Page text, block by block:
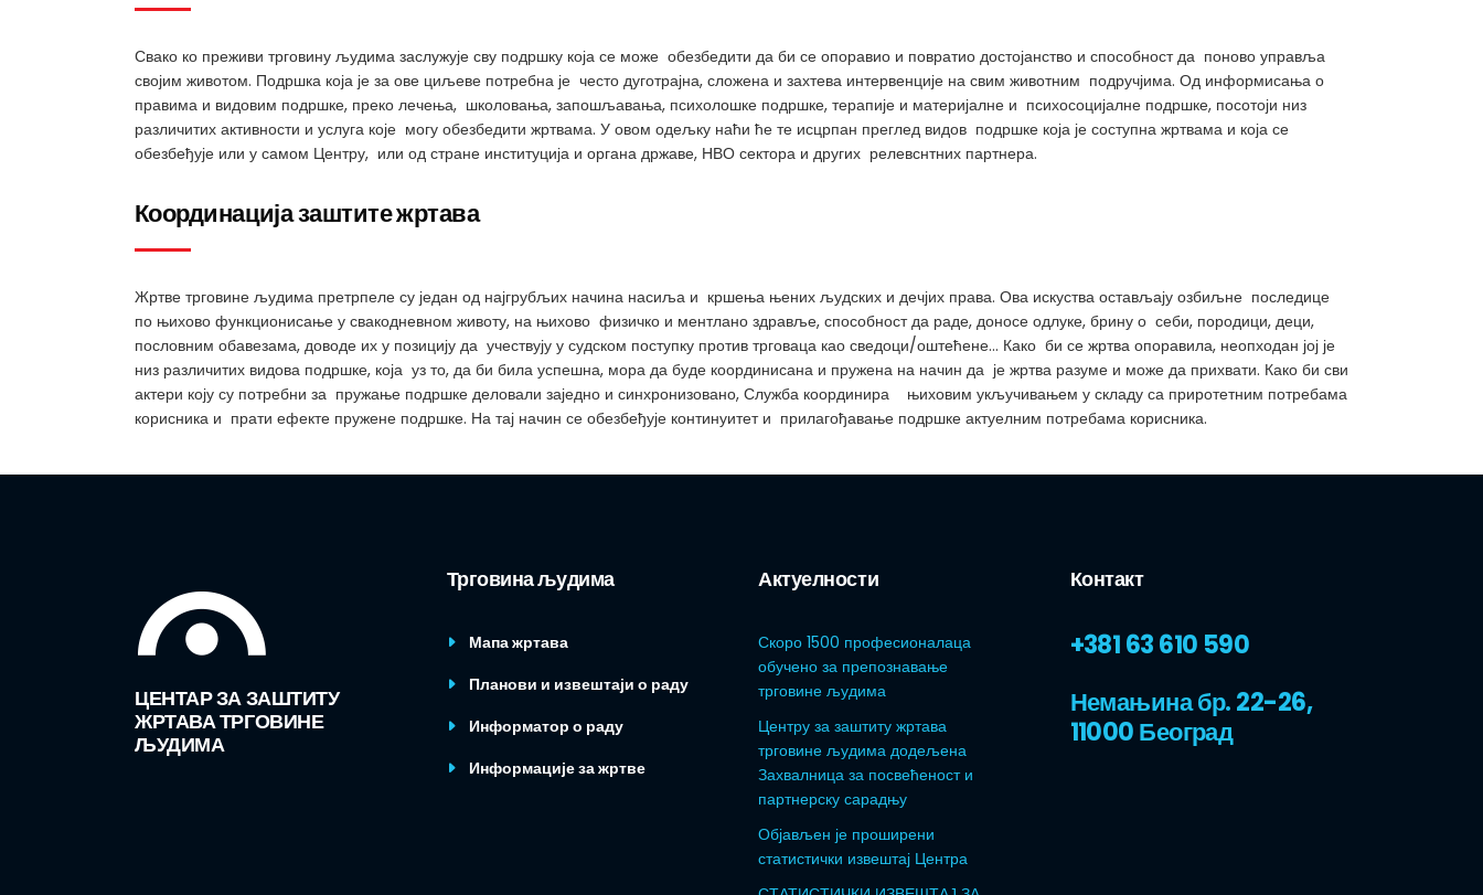
Свако ко преживи трговину људима заслужује сву подршку која се може обезбедити да би се опоравио и повратио достојанство и способност да поново управља
својим животом. Подршка која је за ове циљеве потребна је често дуготрајна, сложена и захтева интервенције на свим животним подручјима. Од информисања о
правима и видовим подршке, преко лечења, школовања, запошљавања, психолошке подршке, терапије и материјалне и психосоцијалне подршке, посотоји низ
различитих активности и услуга које могу обезбедити жртвама. У овом одељку наћи ће те исцрпан преглед видов подршке која је соступна жртвама и која се
обезбеђује или у самом Центру, или од стране институција и органа државе, НВО сектора и других релевснтних партнера.
Координација заштите жртава
Жртве трговине људима претрпеле су један од најгрубљих начина насиља и кршења њених људских и дечјих права. Ова искуства остављају озбиљне последице
по њихово функционисање у свакодневном животу, на њихово физичко и ментлано здравље, способност да раде, доносе одлуке, брину о себи, породици, деци,
пословним обавезама, доводе их у позицију да учествују у судском поступку против трговаца као сведоци/оштећене… Како би се жртва опоравила, неопходан јој је
низ различитих видова подршке, која уз то, да би била успешна, мора да буде координисана и пружена на начин да је жртва разуме и може да прихвати. Како би сви
актери коју су потребни за пружање подршке деловали заједно и синхронизовано, Служба координира њиховим укључивањем у складу са приротетним потребама
корисника и прати ефекте пружене подршке. На тај начин се обезбеђује континуитет и прилагођавање подршке актуелним потребама корисника.
ЦЕНТАР ЗА ЗАШТИТУ
ЖРТАВА ТРГОВИНЕ
ЉУДИМА
Трговина људима
Мапа жртава
Планови и извештаји о раду
Информатор о раду
Информације за жртве
Актуелности
Скоро 1500 професионалаца
обучено за препознавање
трговине људима
Центру за заштиту жртава
трговине људима додељена
Захвалница за посвећеност и
партнерску сарадњу
Објављен је проширени
статистички извештај Центра
Контакт
+381 63 610 590
Немањина бр. 22-26,
11000 Београд